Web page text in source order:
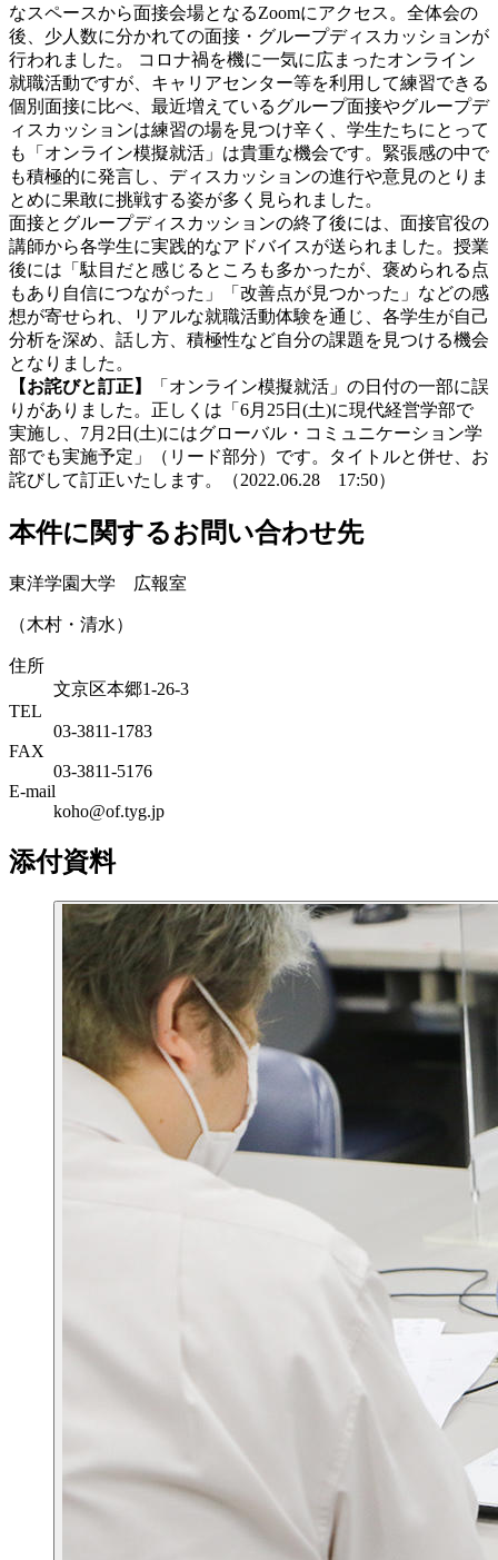
なスペースから面接会場となるZoomにアクセス。全体会の
後、少人数に分かれての面接・グループディスカッションが
行われました。 コロナ禍を機に一気に広まったオンライン
就職活動ですが、キャリアセンター等を利用して練習できる
個別面接に比べ、最近増えているグループ面接やグループデ
ィスカッションは練習の場を見つけ辛く、学生たちにとって
も「オンライン模擬就活」は貴重な機会です。緊張感の中で
も積極的に発言し、ディスカッションの進行や意見のとりま
とめに果敢に挑戦する姿が多く見られました。
面接とグループディスカッションの終了後には、面接官役の
講師から各学生に実践的なアドバイスが送られました。授業
後には「駄目だと感じるところも多かったが、褒められる点
もあり自信につながった」「改善点が見つかった」などの感
想が寄せられ、リアルな就職活動体験を通じ、各学生が自己
分析を深め、話し方、積極性など自分の課題を見つける機会
となりました。
【お詫びと訂正】
「オンライン模擬就活」の日付の一部に誤
りがありました。正しくは「6月25日(土)に現代経営学部で
実施し、7月2日(土)にはグローバル・コミュニケーション学
部でも実施予定」（リード部分）です。タイトルと併せ、お
詫びして訂正いたします。（2022.06.28 17:50）
本件に関するお問い合わせ先
東洋学園大学 広報室
（木村・清水）
住所
文京区本郷1-26-3
TEL
03-3811-1783
FAX
03-3811-5176
E-mail
koho@of.tyg.jp
添付資料